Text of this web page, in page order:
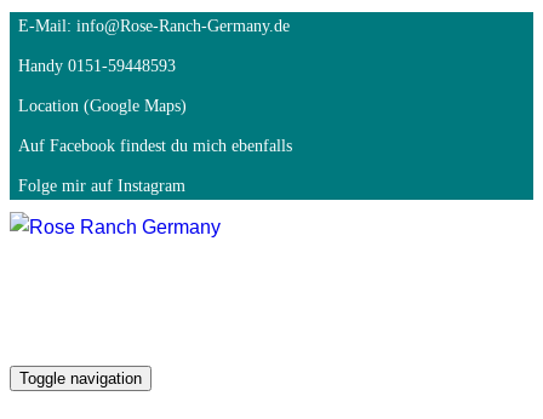
E-Mail: info@Rose-Ranch-Germany.de
Handy 0151-59448593
Location (Google Maps)
Auf Facebook findest du mich ebenfalls
Folge mir auf Instagram
Toggle navigation